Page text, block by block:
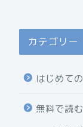
カテゴリー
はじめて
無料で読む